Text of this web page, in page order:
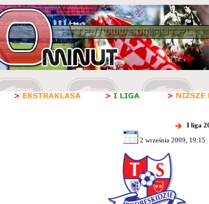
I liga
2 września 2009, 19:15